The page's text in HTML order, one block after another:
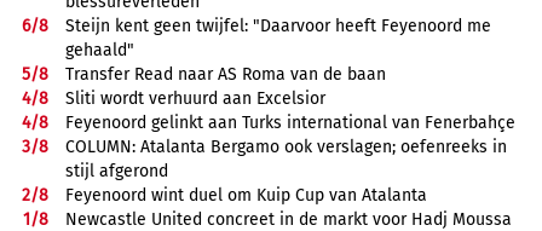
6/8
Steijn kent geen twijfel: "Daarvoor heeft Feyenoord me
gehaald"
5/8
Transfer Read naar AS Roma van de baan
4/8
Sliti wordt verhuurd aan Excelsior
4/8
Feyenoord gelinkt aan Turks international van Fenerbahçe
3/8
COLUMN: Atalanta Bergamo ook verslagen; oefenreeks in
stijl afgerond
2/8
Feyenoord wint duel om Kuip Cup van Atalanta
1/8
Newcastle United concreet in de markt voor Hadj Moussa